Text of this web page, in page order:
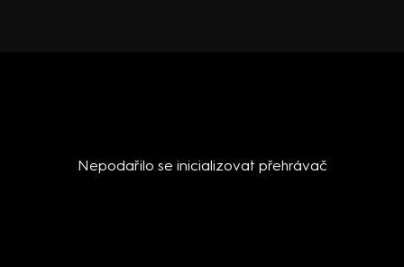
Nepodařilo se inicializovat přehrávač